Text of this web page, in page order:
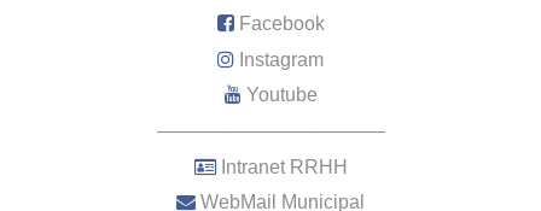
Facebook
Instagram
Youtube
–––––––––––––––––––––
Intranet RRHH
WebMail Municipal